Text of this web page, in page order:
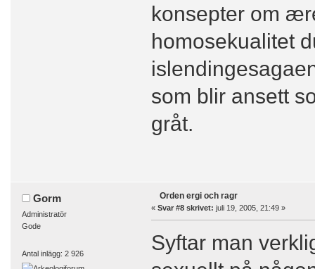
konsepter om
homosekualitet
som blir ansett
gråt.
Gorm
Administratör
Gode
Antal inlägg: 2 926
Orden ergi och ragr
« Svar #8 skrivet: juli 19, 2005, 21:49 »
Syftar man